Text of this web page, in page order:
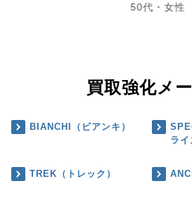
50代・女性
買取強化メ
BIANCHI（ビアンキ）
ライ
TREK（トレック）